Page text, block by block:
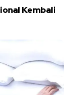
Kembali